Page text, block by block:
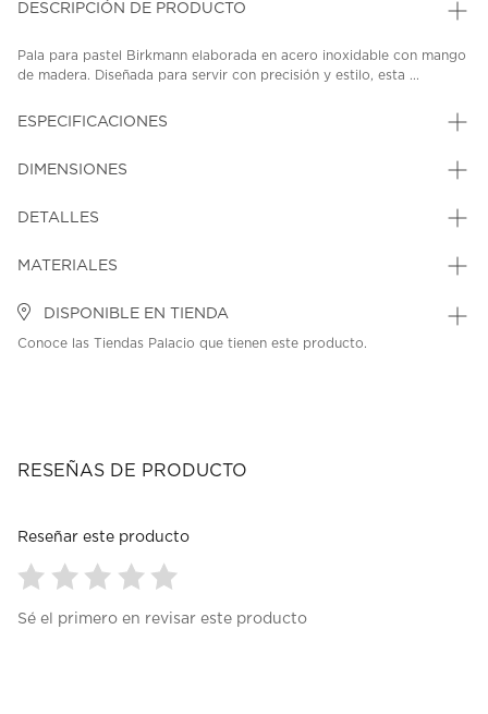
DESCRIPCIÓN DE PRODUCTO
Pala para pastel Birkmann elaborada en acero inoxidable con mango
de madera. Diseñada para servir con precisión y estilo, esta ...
ESPECIFICACIONES
DIMENSIONES
DETALLES
MATERIALES
DISPONIBLE EN TIENDA
Conoce las Tiendas Palacio que tienen este producto.
RESEÑAS DE PRODUCTO
Reseñar este producto
paraparaparaparapara
Sé el primero en revisar este producto